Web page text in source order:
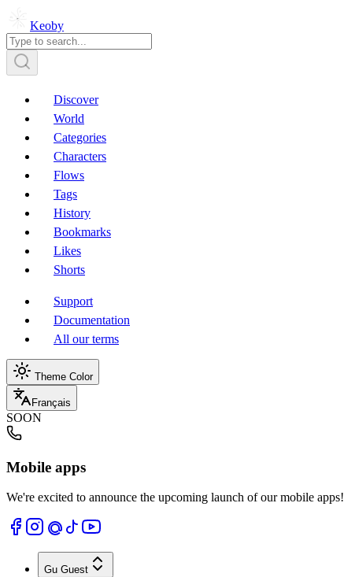
Keoby
Discover
World
Categories
Characters
Flows
Tags
History
Bookmarks
Likes
Shorts
Support
Documentation
All our terms
Theme Color
Français
SOON
Mobile apps
We're excited to announce the upcoming launch of our mobile apps!
Gu Guest